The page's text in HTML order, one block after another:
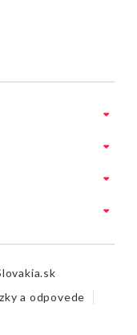
a odpovede